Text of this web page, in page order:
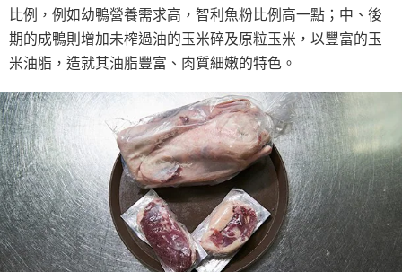
比例，例如幼鴨營養需求高，智利魚粉比例高一點；中、後
期的成鴨則增加未榨過油的玉米碎及原粒玉米，以豐富的玉
米油脂，造就其油脂豐富、肉質細嫩的特色。